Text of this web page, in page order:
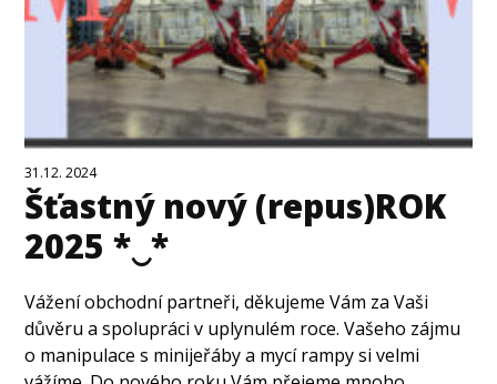
31.12. 2024
Šťastný nový (repus)ROK
2025 *‿*
Vážení obchodní partneři, děkujeme Vám za Vaši
důvěru a spolupráci v uplynulém roce. Vašeho zájmu
o manipulace s minijeřáby a mycí rampy si velmi